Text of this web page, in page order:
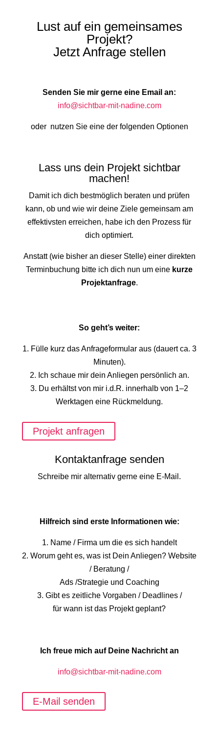
Lust auf ein gemeinsames
Projekt?
Jetzt Anfrage stellen
Senden Sie mir gerne eine Email an:
info@sichtbar-mit-nadine.com
oder nutzen Sie eine der folgenden Optionen
Lass uns dein Projekt sichtbar
machen!
Damit ich dich bestmöglich beraten und prüfen
kann, ob und wie wir deine Ziele gemeinsam am
effektivsten erreichen, habe ich den Prozess für
dich optimiert.
Anstatt (wie bisher an dieser Stelle) einer direkten
Terminbuchung bitte ich dich nun um eine kurze
Projektanfrage.
So geht’s weiter:
1. Fülle kurz das Anfrageformular aus (dauert ca. 3
Minuten).
2. Ich schaue mir dein Anliegen persönlich an.
3. Du erhältst von mir i.d.R. innerhalb von 1–2
Werktagen eine Rückmeldung.
Projekt anfragen
Kontaktanfrage senden
Schreibe mir alternativ gerne eine E-Mail.
Hilfreich sind erste Informationen wie:
1. Name / Firma um die es sich handelt
2. Worum geht es, was ist Dein Anliegen? Website
/ Beratung /
Ads /Strategie und Coaching
3. Gibt es zeitliche Vorgaben / Deadlines /
für wann ist das Projekt geplant?
Ich freue mich auf Deine Nachricht an
info@sichtbar-mit-nadine.com
E-Mail senden